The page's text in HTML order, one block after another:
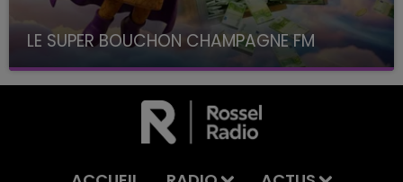
LE SUPER BOUCHON CHAMPAGNE FM
avec La Famille Champagne FM, à 8H10